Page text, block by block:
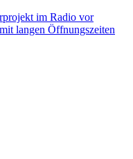
im Radio vor
langen Öffnungszeiten